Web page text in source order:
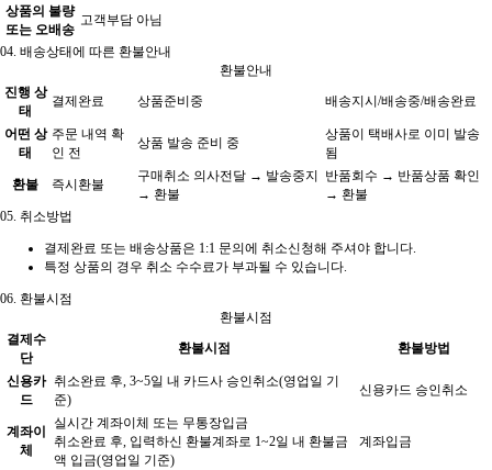
상품의 불량
또는 오배송
고객부담 아님
04. 배송상태에 따른 환불안내
환불안내
진행 상
태
결제완료 상품준비중 배송지시/배송중/배송완료
어떤 상
태
주문 내역 확
인 전
상품 발송 준비 중
상품이 택배사로 이미 발송
됨
환불 즉시환불
구매취소 의사전달 → 발송중지
→ 환불
반품회수 → 반품상품 확인
→ 환불
05. 취소방법
결제완료 또는 배송상품은 1:1 문의에 취소신청해 주셔야 합니다.
특정 상품의 경우 취소 수수료가 부과될 수 있습니다.
06. 환불시점
환불시점
결제수
단
환불시점 환불방법
신용카
드
취소완료 후, 3~5일 내 카드사 승인취소(영업일 기
준)
신용카드 승인취소
계좌이
체
실시간 계좌이체 또는 무통장입금
취소완료 후, 입력하신 환불계좌로 1~2일 내 환불금
액 입금(영업일 기준)
계좌입금